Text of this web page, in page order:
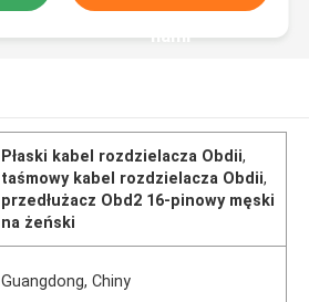
nami
Płaski kabel rozdzielacza Obdii,
taśmowy kabel rozdzielacza Obdii,
przedłużacz Obd2 16-pinowy męski
na żeński
Guangdong, Chiny